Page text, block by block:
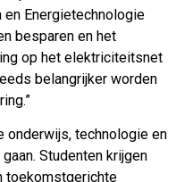
Energietechnologie
besparen en het
op het elektriciteitsnet
belangrijker worden
onderwijs, technologie en
Studenten krijgen
toekomstgerichte